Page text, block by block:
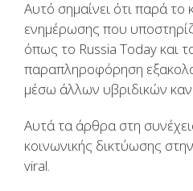
Αυτό σημαίνει ότι παρά το
ενημέρωσης που
όπως το Russia Today και
παραπληροφόρηση
μέσω άλλων υβριδικών
Αυτά τα άρθρα στη
κοινωνικής δικτύωσης
viral.